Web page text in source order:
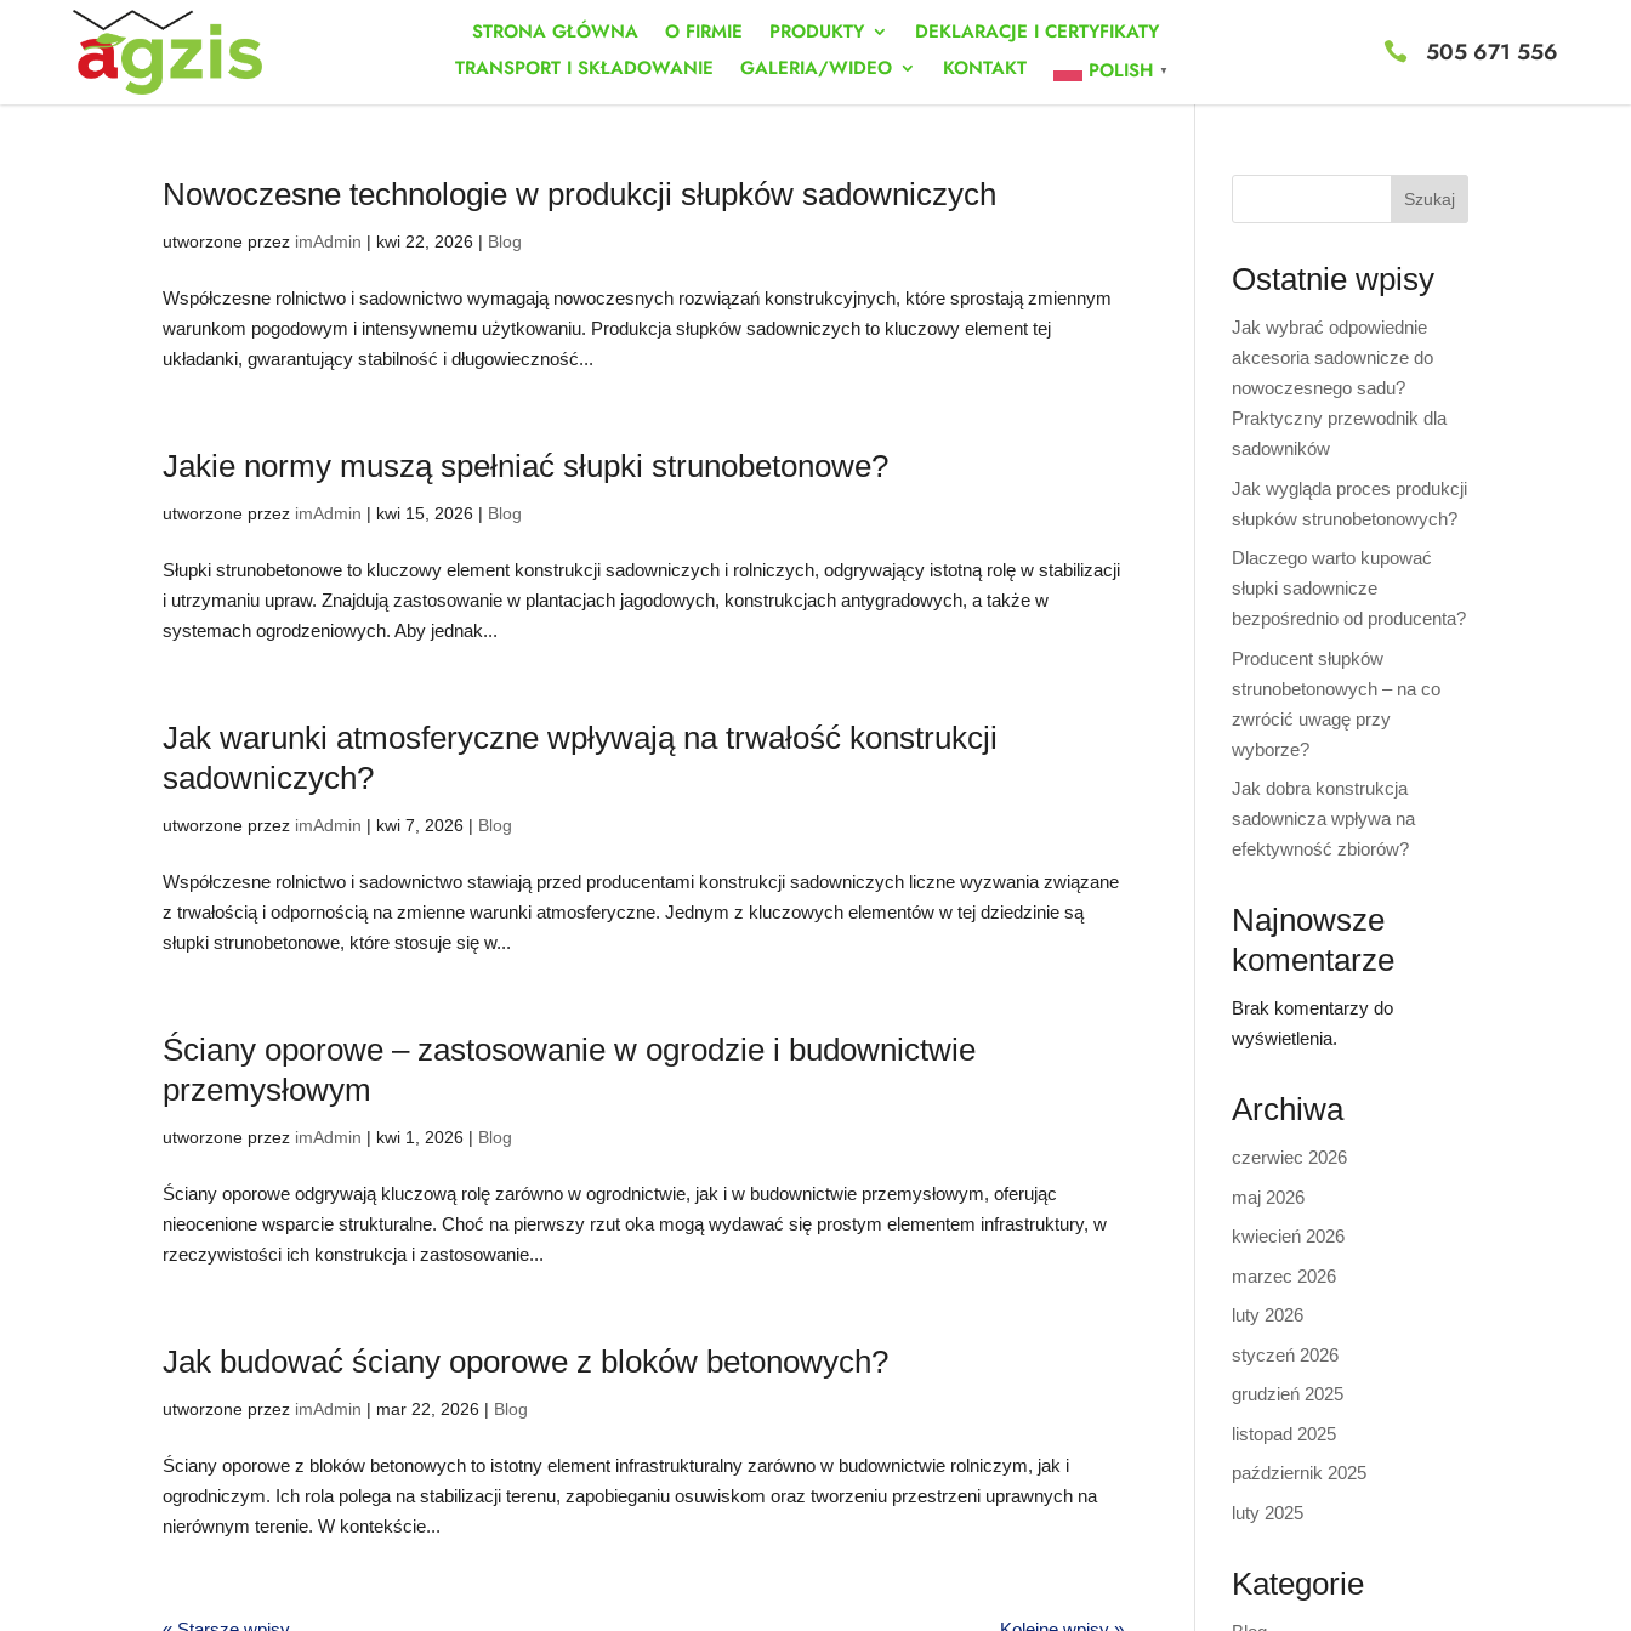
STRONA GŁÓWNA O FIRMIE PRODUKTY
DEKLARACJE I CERTYFIKATY
TRANSPORT I SKŁADOWANIE
GALERIA/WIDEO KONTAKT POLISH ▼
 505 671 556
Nowoczesne technologie w produkcji słupków sadowniczych
utworzone przez imAdmin | kwi 22, 2026 | Blog
Współczesne rolnictwo i sadownictwo wymagają nowoczesnych rozwiązań konstrukcyjnych, które sprostają zmiennym
warunkom pogodowym i intensywnemu użytkowaniu. Produkcja słupków sadowniczych to kluczowy element tej
układanki, gwarantujący stabilność i długowieczność...
Jakie normy muszą spełniać słupki strunobetonowe?
utworzone przez imAdmin | kwi 15, 2026 | Blog
Słupki strunobetonowe to kluczowy element konstrukcji sadowniczych i rolniczych, odgrywający istotną rolę w stabilizacji
i utrzymaniu upraw. Znajdują zastosowanie w plantacjach jagodowych, konstrukcjach antygradowych, a także w
systemach ogrodzeniowych. Aby jednak...
Jak warunki atmosferyczne wpływają na trwałość konstrukcji
sadowniczych?
utworzone przez imAdmin | kwi 7, 2026 | Blog
Współczesne rolnictwo i sadownictwo stawiają przed producentami konstrukcji sadowniczych liczne wyzwania związane
z trwałością i odpornością na zmienne warunki atmosferyczne. Jednym z kluczowych elementów w tej dziedzinie są
słupki strunobetonowe, które stosuje się w...
Ściany oporowe – zastosowanie w ogrodzie i budownictwie
przemysłowym
utworzone przez imAdmin | kwi 1, 2026 | Blog
Ściany oporowe odgrywają kluczową rolę zarówno w ogrodnictwie, jak i w budownictwie przemysłowym, oferując
nieocenione wsparcie strukturalne. Choć na pierwszy rzut oka mogą wydawać się prostym elementem infrastruktury, w
rzeczywistości ich konstrukcja i zastosowanie...
Jak budować ściany oporowe z bloków betonowych?
utworzone przez imAdmin | mar 22, 2026 | Blog
Ściany oporowe z bloków betonowych to istotny element infrastrukturalny zarówno w budownictwie rolniczym, jak i
ogrodniczym. Ich rola polega na stabilizacji terenu, zapobieganiu osuwiskom oraz tworzeniu przestrzeni uprawnych na
nierównym terenie. W kontekście...
Szukaj
Ostatnie wpisy
Jak wybrać odpowiednie
akcesoria sadownicze do
nowoczesnego sadu?
Praktyczny przewodnik dla
sadowników
Jak wygląda proces produkcji
słupków strunobetonowych?
Dlaczego warto kupować
słupki sadownicze
bezpośrednio od producenta?
Producent słupków
strunobetonowych – na co
zwrócić uwagę przy
wyborze?
Jak dobra konstrukcja
sadownicza wpływa na
efektywność zbiorów?
Najnowsze
komentarze
Brak komentarzy do
wyświetlenia.
Archiwa
czerwiec 2026
maj 2026
kwiecień 2026
marzec 2026
luty 2026
styczeń 2026
grudzień 2025
listopad 2025
październik 2025
luty 2025
Kategorie